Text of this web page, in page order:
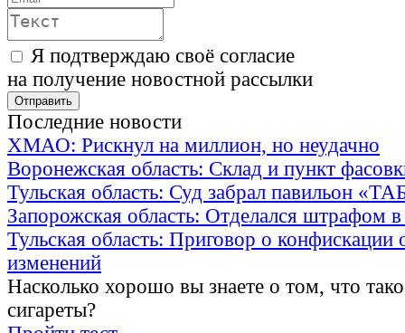
Я подтверждаю своё согласие
на получение новостной рассылки
Последние новости
ХМАО: Рискнул на миллион, но неудачно
Воронежская область: Склад и пункт
Тульская область: Суд забрал павильон
Запорожская область: Отделался штрафом
Тульская область: Приговор о конфискации
изменений
Насколько хорошо вы знаете о том, что
сигареты?